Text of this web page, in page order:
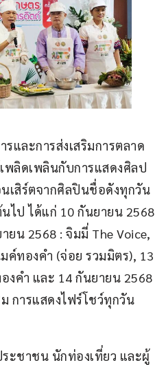
และการส่งเสริมการตลาด
พลิดเพลินกับการแสดงศิลป
เสิร์ตจากศิลปินชื่อดังทุกวัน
ไป ได้แก่ 10 กันยายน 2568
ยน 2568 : จิมมี่ The Voice,
ค์ทองคำ (จ่อย รวมมิตร), 13
งคำ และ 14 กันยายน 2568
การแสดงไฟร์โชว์ทุกวัน
ะชาชน นักท่องเที่ยว และผู้